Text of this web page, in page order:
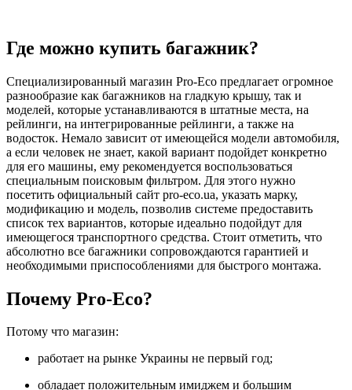
Где можно купить багажник?
Специализированный магазин Pro-Eco предлагает огромное
разнообразие как багажников на гладкую крышу, так и
моделей, которые устанавливаются в штатные места, на
рейлинги, на интегрированные рейлинги, а также на
водосток. Немало зависит от имеющейся модели автомобиля,
а если человек не знает, какой вариант подойдет конкретно
для его машины, ему рекомендуется воспользоваться
специальным поисковым фильтром. Для этого нужно
посетить официальный сайт pro-eco.ua, указать марку,
модификацию и модель, позволив системе предоставить
список тех вариантов, которые идеально подойдут для
имеющегося транспортного средства. Стоит отметить, что
абсолютно все багажники сопровождаются гарантией и
необходимыми приспособлениями для быстрого монтажа.
Почему Pro-Eco?
Потому что магазин:
работает на рынке Украины не первый год;
обладает положительным имиджем и большим